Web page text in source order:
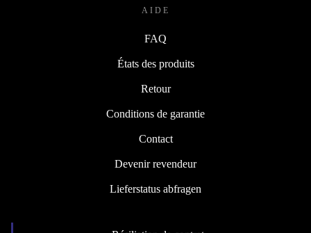
AIDE
FAQ
États des produits
Retour
Conditions de garantie
Contact
Devenir revendeur
Lieferstatus abfragen